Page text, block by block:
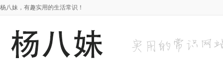
杨八妹，有趣实用的生活常识！